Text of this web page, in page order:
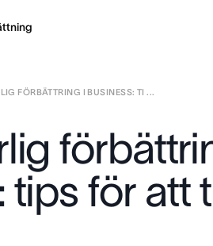
Kontakta
FÖRBÄTTRING I BUSINESS: TI ...
tips för att